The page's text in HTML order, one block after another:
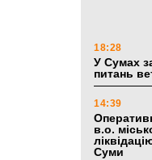
18:28
У Сумах
питань
14:39
в.о.
Суми